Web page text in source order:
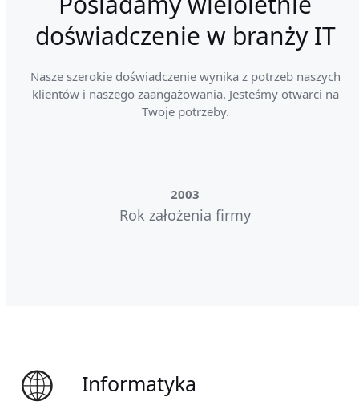
doświadczenie w branży IT
Nasze szerokie doświadczenie wynika z potrzeb naszych
klientów i naszego zaangażowania. Jesteśmy otwarci na
Twoje potrzeby.
2003
Rok założenia firmy
Informatyka